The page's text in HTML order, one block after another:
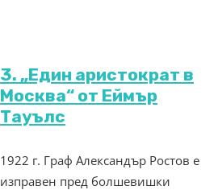
3. „Един аристократ в
Москва“ от Еймър
Тауълс
1922 г. Граф Александър Ростов е
изправен пред болшевишки